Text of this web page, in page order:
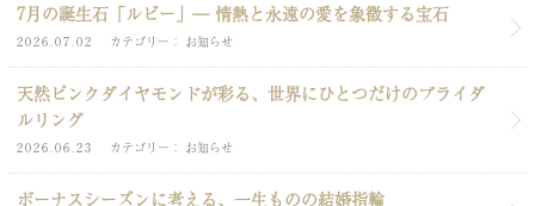
7月の誕生石「ルビー」― 情熱と永遠の愛を象徴する宝石
2026.07.02 カテゴリー お知らせ
天然ピンクダイヤモンドが彩る、世界にひとつだけのブライダ
ルリング
2026.06.23 カテゴリー お知らせ
ボーナスシーズンに考える、一生ものの結婚指輪